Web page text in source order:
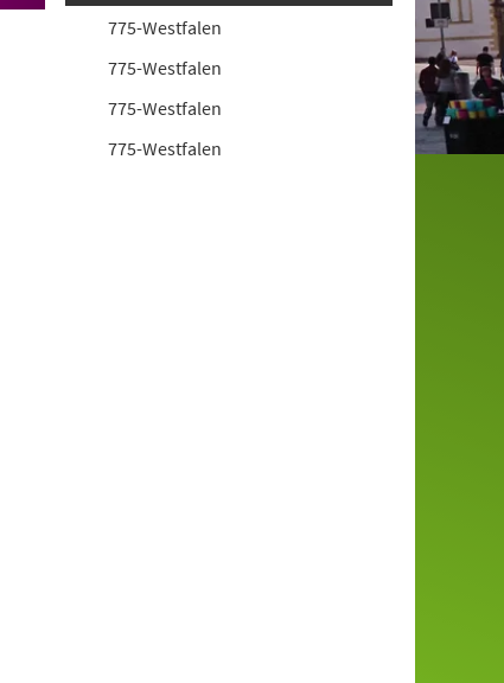
775-Westfalen
775-Westfalen
775-Westfalen
775-Westfalen